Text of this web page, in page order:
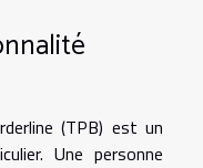
(TPB) est un
Une personne